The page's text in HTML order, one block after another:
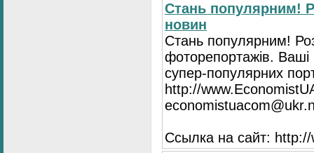
Стань популярним!
новин
Стань популярним!
фоторепортажів. Ваші
супер-популярних
http://
Ссылка на сайт: